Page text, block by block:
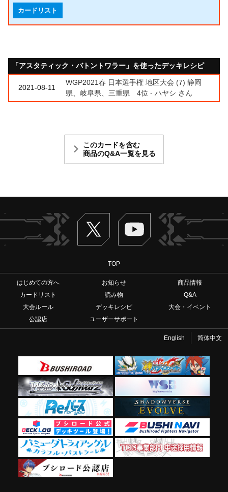
カードリスト
「アスタティック・バトントワラー」を使ったデッキレシピ
2021-08-11
WGP2021春 日本選手権 地区大会 (7) 静岡
県、岐阜県、三重県 4位 - ハヤシ さん
このカードを含む
商品のQ&A一覧を見る
Twitter ヴァンガードch
TOP
はじめての方へ お知らせ
商品情報
カードリスト
読み物
Q&A
大会ルール
デッキレシピ
大会・イベント
公認店
ユーザーサポート
English 简体中文